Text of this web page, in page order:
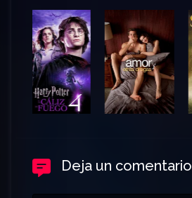
Deja un comentario